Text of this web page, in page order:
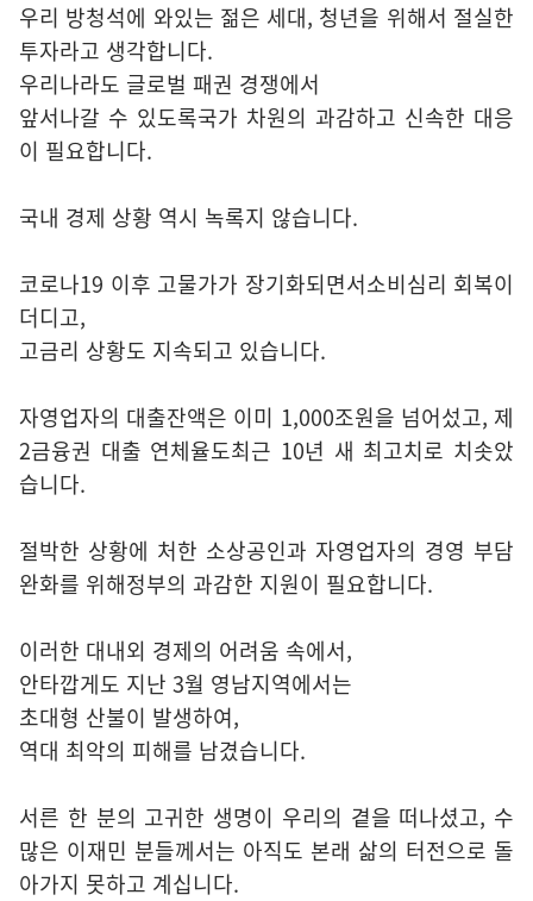
우리 방청석에 와있는 젊은 세대, 청년을 위해서 절실한
투자라고 생각합니다.
우리나라도 글로벌 패권 경쟁에서
앞서나갈 수 있도록국가 차원의 과감하고 신속한 대응
이 필요합니다.
국내 경제 상황 역시 녹록지 않습니다.
코로나19 이후 고물가가 장기화되면서소비심리 회복이
더디고,
고금리 상황도 지속되고 있습니다.
자영업자의 대출잔액은 이미 1,000조원을 넘어섰고, 제
2금융권 대출 연체율도최근 10년 새 최고치로 치솟았
습니다.
절박한 상황에 처한 소상공인과 자영업자의 경영 부담
완화를 위해정부의 과감한 지원이 필요합니다.
이러한 대내외 경제의 어려움 속에서,
안타깝게도 지난 3월 영남지역에서는
초대형 산불이 발생하여,
역대 최악의 피해를 남겼습니다.
서른 한 분의 고귀한 생명이 우리의 곁을 떠나셨고, 수
많은 이재민 분들께서는 아직도 본래 삶의 터전으로 돌
아가지 못하고 계십니다.